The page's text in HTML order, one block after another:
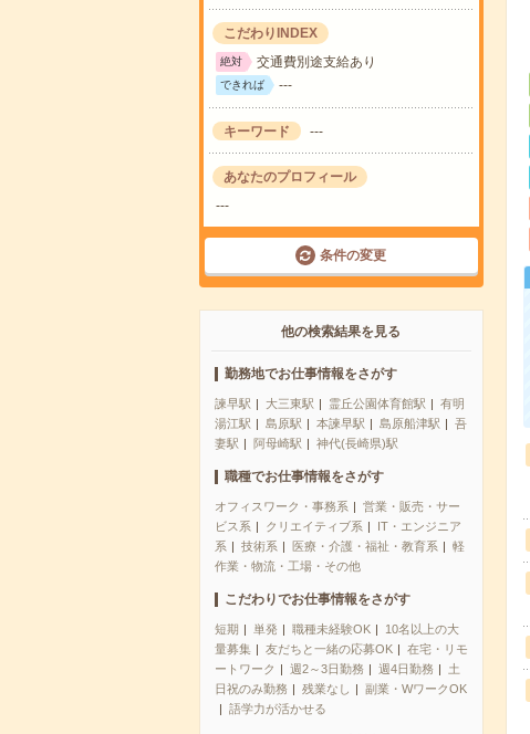
こだわりINDEX
絶対 交通費別途支給あり
できれば ---
キーワード ---
あなたのプロフィール
---
条件の変更
他の検索結果を見る
勤務地でお仕事情報をさがす
諫早駅 大三東駅 霊丘公園体育館駅
有明
湯江駅
島原駅 本諫早駅 島原船津駅
吾
妻駅
阿母崎駅 神代(長崎県)駅
職種でお仕事情報をさがす
オフィスワーク・事務系
営業・販売・サー
ビス系
クリエイティブ系
IT・エンジニア
系
技術系 医療・介護・福祉・教育系
軽
作業・物流・工場・その他
こだわりでお仕事情報をさがす
短期 単発 職種未経験OK
10名以上の大
量募集
友だちと一緒の応募OK
在宅・リモ
ートワーク
週2～3日勤務 週4日勤務
土
日祝のみ勤務
残業なし
副業・WワークOK
語学力が活かせる